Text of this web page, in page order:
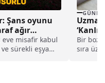
Şans oyunu
ağır
eve misafir kabul
sürekli eşya
‘Kanlı
Bir
sıra